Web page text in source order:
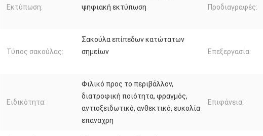
Εκτύπωση:
ψηφιακή εκτύπωση
Προδιαγραφές:
Τύπος σακούλας:
Σακούλα επίπεδων κατώτατων
σημείων
Επεξεργασία:
Ειδικότητα:
Φιλικό προς το περιβάλλον,
διατροφική ποιότητα, φραγμός,
αντιοξειδωτικό, ανθεκτικό, ευκολία
επαναχρη
Επιφάνεια: